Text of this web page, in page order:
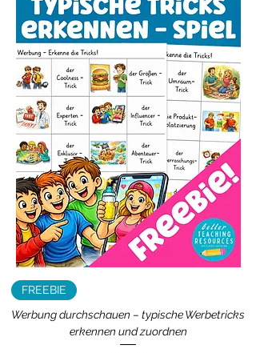
FREEBIE
Werbung durchschauen – typische Werbetricks
erkennen und zuordnen